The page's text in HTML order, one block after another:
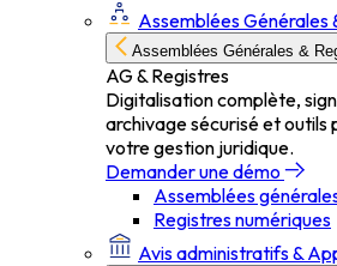
Assemblées Générales
Assemblées Générales &
AG & Registres
Digitalisation complète,
archivage sécurisé et outils
votre gestion juridique.
Demander une démo
Assemblées
Registres numériques
Avis administratifs &